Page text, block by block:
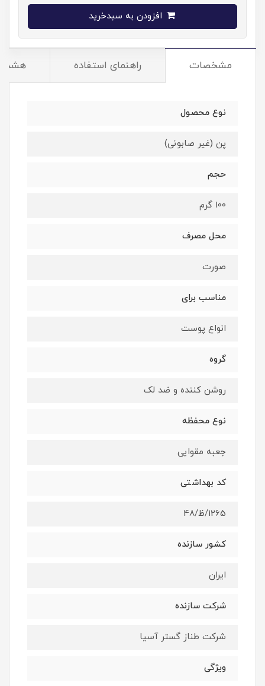
مشخصات راهنمای استفاده
نوع محصول
پن (غیر صابونی)
حجم
100 گرم
محل مصرف
صورت
مناسب برای
انواع پوست
گروه
روشن کننده و ضد لک
نوع محفظه
جعبه مقوایی
کد بهداشتی
1265/ظ/48
کشور سازنده
ایران
شرکت سازنده
شرکت طناز گستر آسیا
ویژگی